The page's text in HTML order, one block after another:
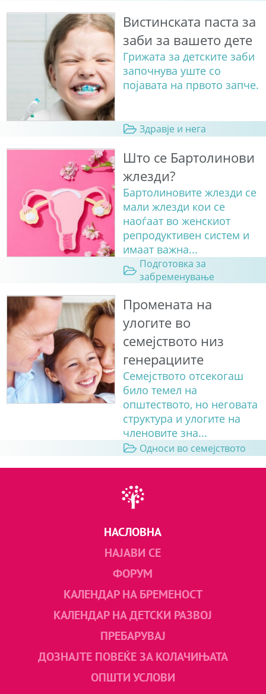
Вистинската паста за
заби за вашето дете
Грижата за детските заби
започнува уште со
појавата на првото запче.
Здравје и нега
Што се Бартолинови
жлезди?
Бартолиновите жлезди се
мали жлезди кои се
наоѓаат во женскиот
репродуктивен систем и
имаат важна...
Подготовка за
забременување
Промената на
улогите во
семејството низ
генерациите
Семејството отсекогаш
било темел на
општеството, но неговата
структура и улогите на
членовите зна...
Односи во семејството
НАСЛОВНА
НАЈАВИ СЕ
ФОРУМ
КАЛЕНДАР НА БРЕМЕНОСТ
КАЛЕНДАР НА ДЕТСКИ РАЗВОЈ
ПРЕБАРУВАЈ
ДОЗНАЈТЕ ПОВЕЌЕ ЗА КОЛАЧИЊАТА
ОПШТИ УСЛОВИ